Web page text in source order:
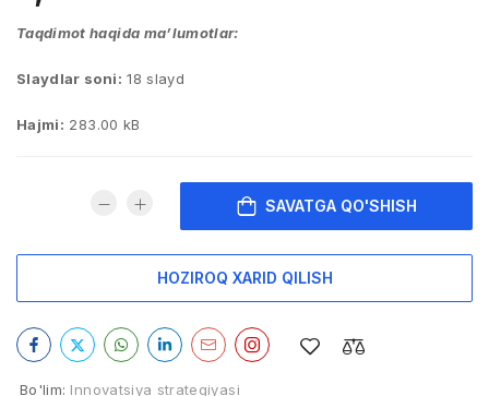
Taqdimot haqida ma’lumotlar:
Slaydlar soni: 18 slayd
Hajmi: 283.00 kB
SAVATGA QO'SHISH
HOZIROQ XARID QILISH
Bo'lim: Innovatsiya strategiyasi